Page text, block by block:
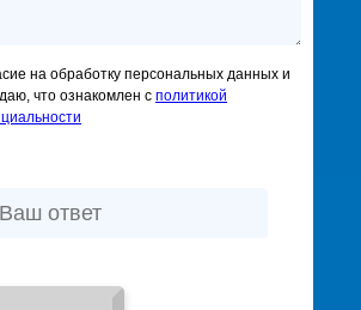
на обработку персональных данных и
что ознакомлен с политикой